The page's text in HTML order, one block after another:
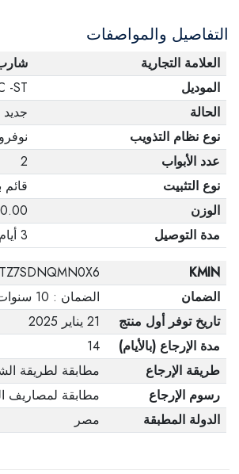
وفي عبواتها الأصلية.
التفاصيل والمواصفات
العلامة التجارية
الموديل
-ST
الحالة
جديد
نوع نظام التذويب
عدد الأبواب
2
نوع التثبيت
قائم
الوزن
80.00
مدة التوصيل
3 أيام
KMIN
الضمان
الضمان : 10 سنوات مجاني بالكامل.
تاريخ توفر أول منتج
21 يناير 2025
مدة الإرجاع (بالأيام)
14
طريقة الإرجاع
مطابقة لطريقة
رسوم الإرجاع
مطابقة لمصاريف
الدولة المطبقة
مصر